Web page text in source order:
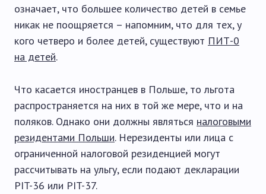
означает, что большее количество детей в семье
никак не поощряется – напомним, что для тех, у
кого четверо и более детей, существуют ПИТ-0
на детей.
Что касается иностранцев в Польше, то льгота
распространяется на них в той же мере, что и на
поляков. Однако они должны являться налоговыми
резидентами Польши. Нерезиденты или лица с
ограниченной налоговой резиденцией могут
рассчитывать на ульгу, если подают декларации
PIT-36 или PIT-37.